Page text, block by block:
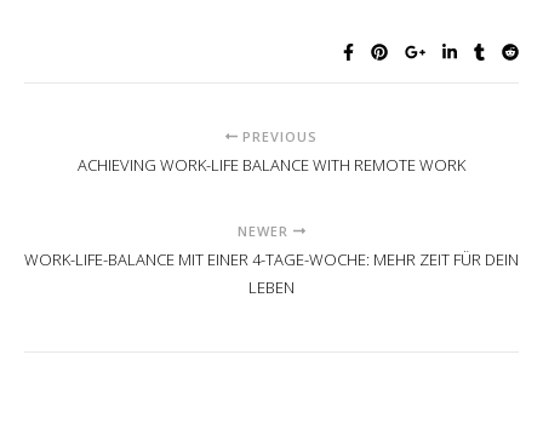
PREVIOUS
ACHIEVING WORK-LIFE BALANCE WITH REMOTE WORK
NEWER
WORK-LIFE-BALANCE MIT EINER 4-TAGE-WOCHE: MEHR ZEIT FÜR DEIN
LEBEN